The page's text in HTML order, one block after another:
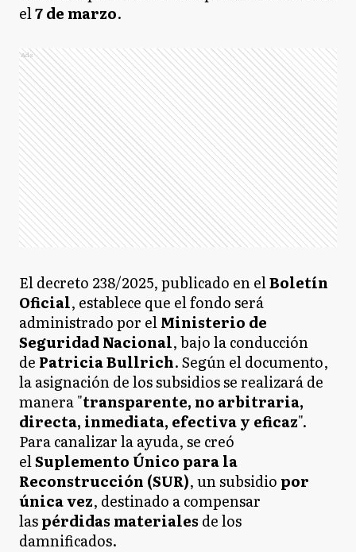
el7 de marzo.
Ads
El decreto 238/2025, publicado en elBoletín
Oficial, establece que el fondo será
administrado por elMinisterio de
Seguridad Nacional, bajo la conducción
de Patricia Bullrich. Según el documento,
la asignación de los subsidios se realizará de
manera "transparente, no arbitraria,
directa, inmediata, efectiva y eficaz".
Para canalizar la ayuda, se creó
elSuplemento Único para la
Reconstrucción (SUR), un subsidio por
única vez, destinado a compensar
laspérdidas materialesde los
damnificados.